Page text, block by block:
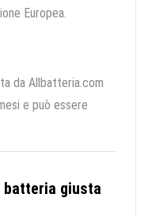
Europea.
da Allbatteria.com
e può essere
batteria giusta